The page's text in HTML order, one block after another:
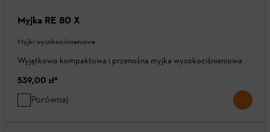
Myjka RE 80 X
Myjki wysokociśnieniowe
Wyjątkowo kompaktowa i przenośna myjka wysokociśnieniowa
539,00 zł*
Porównaj